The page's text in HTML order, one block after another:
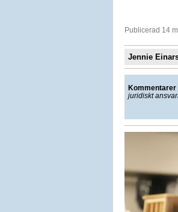
Publicerad 14
Jennie
Kommentarer
juridiskt